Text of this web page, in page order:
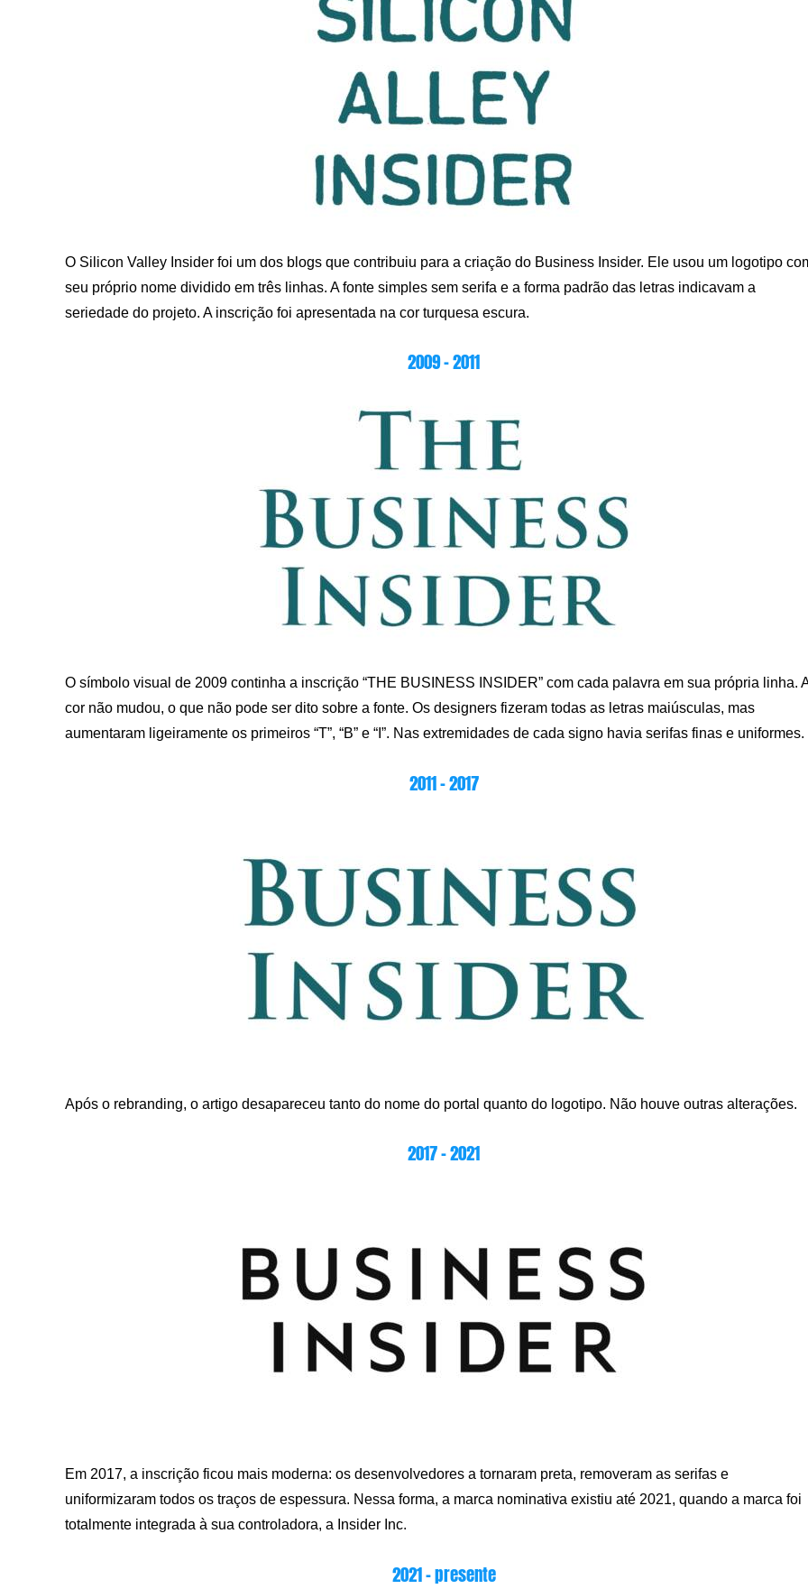
O Silicon Valley Insider foi um dos blogs que contribuiu para a criação do Business Insider. Ele usou um logotipo
seu próprio nome dividido em três linhas. A fonte simples sem serifa e a forma padrão das letras indicavam a
seriedade do projeto. A inscrição foi apresentada na cor turquesa escura.
2009 – 2011
O símbolo visual de 2009 continha a inscrição “THE BUSINESS INSIDER” com cada palavra em sua própria linha.
cor não mudou, o que não pode ser dito sobre a fonte. Os designers fizeram todas as letras maiúsculas, mas
aumentaram ligeiramente os primeiros “T”, “B” e “I”. Nas extremidades de cada signo havia serifas finas e uniformes.
2011 – 2017
Após o rebranding, o artigo desapareceu tanto do nome do portal quanto do logotipo. Não houve outras alterações.
2017 – 2021
Em 2017, a inscrição ficou mais moderna: os desenvolvedores a tornaram preta, removeram as serifas e
uniformizaram todos os traços de espessura. Nessa forma, a marca nominativa existiu até 2021, quando a marca foi
totalmente integrada à sua controladora, a Insider Inc.
2021 – presente